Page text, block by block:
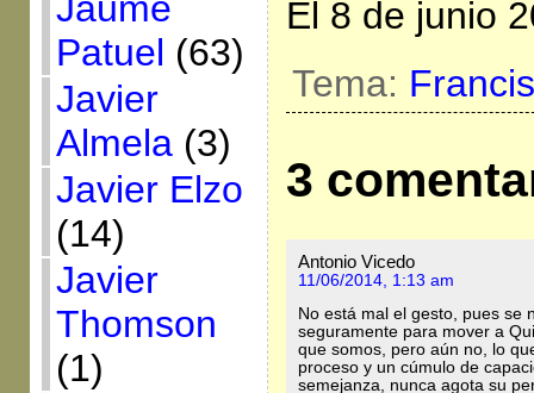
Patuel (63)
Javier
Almela(3)
Javier Elzo
(14)
Javier
Thomson
(1)
El 8 de junio
Tema:
3
Antonio Vicedo
11/06/2014, 1:13 am
No está mal el gesto, pues se
seguramente para mover a
que somos, pero aún no, lo
proceso y un cúmulo de
semejanza, nunca agota su